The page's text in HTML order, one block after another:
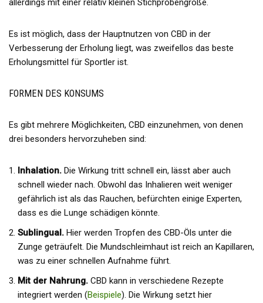
allerdings mit einer relativ kleinen Stichprobengröße.
Es ist möglich, dass der Hauptnutzen von CBD in der
Verbesserung der Erholung liegt, was zweifellos das beste
Erholungsmittel für Sportler ist.
FORMEN DES KONSUMS
Es gibt mehrere Möglichkeiten, CBD einzunehmen, von denen
drei besonders hervorzuheben sind:
Inhalation. Die Wirkung tritt schnell ein, lässt aber auch
schnell wieder nach. Obwohl das Inhalieren weit weniger
gefährlich ist als das Rauchen, befürchten einige Experten,
dass es die Lunge schädigen könnte.
Sublingual. Hier werden Tropfen des CBD-Öls unter die
Zunge geträufelt. Die Mundschleimhaut ist reich an Kapillaren,
was zu einer schnellen Aufnahme führt.
Mit der Nahrung. CBD kann in verschiedene Rezepte
integriert werden (Beispiele). Die Wirkung setzt hier